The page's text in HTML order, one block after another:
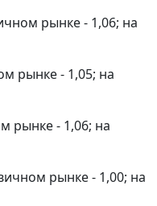
рынке - 1,06; на
рынке - 1,05; на
рынке - 1,06; на
рынке - 1,00; на